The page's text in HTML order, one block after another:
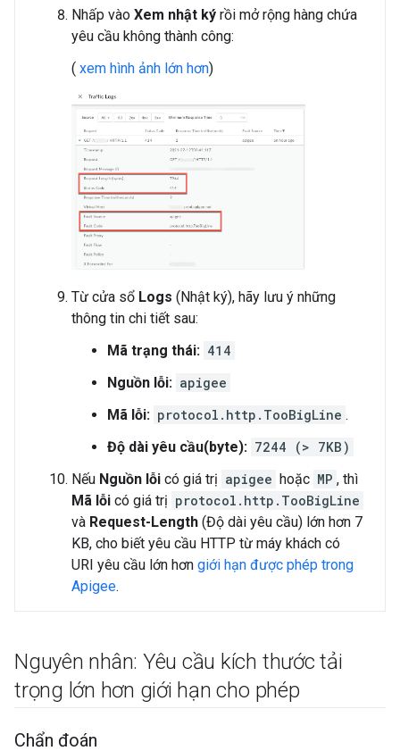
Nhấp vào Xem nhật ký rồi mở rộng hàng chứa
yêu cầu không thành công:
( xem hình ảnh lớn hơn)
Từ cửa sổ Logs (Nhật ký), hãy lưu ý những
thông tin chi tiết sau:
Mã trạng thái: 414
Nguồn lỗi: apigee
Mã lỗi: protocol.http.TooBigLine .
Độ dài yêu cầu(byte): 7244 (> 7KB)
Nếu Nguồn lỗi có giá trị apigee hoặc MP , thì
Mã lỗi có giá trị protocol.http.TooBigLine
và Request-Length (Độ dài yêu cầu) lớn hơn 7
KB, cho biết yêu cầu HTTP từ máy khách có
URI yêu cầu lớn hơn giới hạn được phép trong
Apigee.
Nguyên nhân: Yêu cầu kích thước tải
trọng lớn hơn giới hạn cho phép
Chẩn đoán